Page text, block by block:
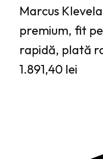
Marcus
premium, fit
rapidă, plată
1.891,40 lei